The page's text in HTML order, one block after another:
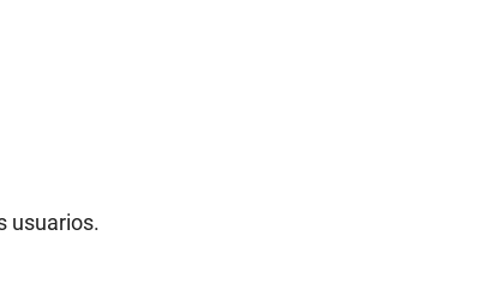
usuarios.